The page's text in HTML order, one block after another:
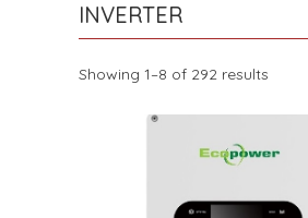
INVERTER
Showing 1–8 of 292 results